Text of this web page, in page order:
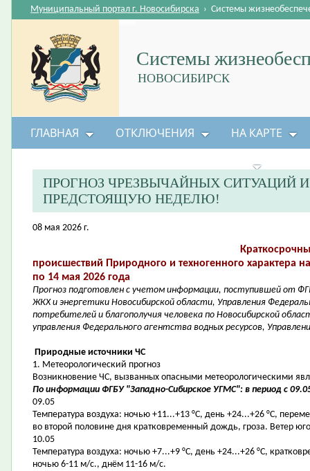
Системы
НОВОСИБИРСК
Муниципальный портал г. Новосибирска › Системы
ГЛАВНАЯ ОТКЛЮЧЕНИЯ НА КАРТЕ
ПРОГНОЗ ЧРЕЗВЫЧАЙНЫХ СИТУАЦИЙ
ПРЕДСТОЯЩУЮ НЕДЕЛЮ!
08 мая 2026 г.
происшествий Природного и техногенного характера
по 14 мая 2026 года
Прогноз подготовлен с учетом информации, поступившей от
ЖКХ и энергетики Новосибирской области, Управления
потребителей и благополучия человека по Новосибирской
управления Федерального агентства водных ресурсов,
Природные источники ЧС
1. Метеорологический прогноз
Возникновение ЧС, вызванных опасными метеорологическими
По информации ФГБУ "Западно-Сибирское УГМС": в период с
09.05
Температура воздуха: ночью +11...+13 °С, день +24...+26 °С,
во второй половине дня кратковременный дождь, гроза. Ветер
10.05
Температура воздуха: ночью +7...+9 °С, день +24...+26 °С,
ночью 6-11 м/с., днём 11-16 м/с.